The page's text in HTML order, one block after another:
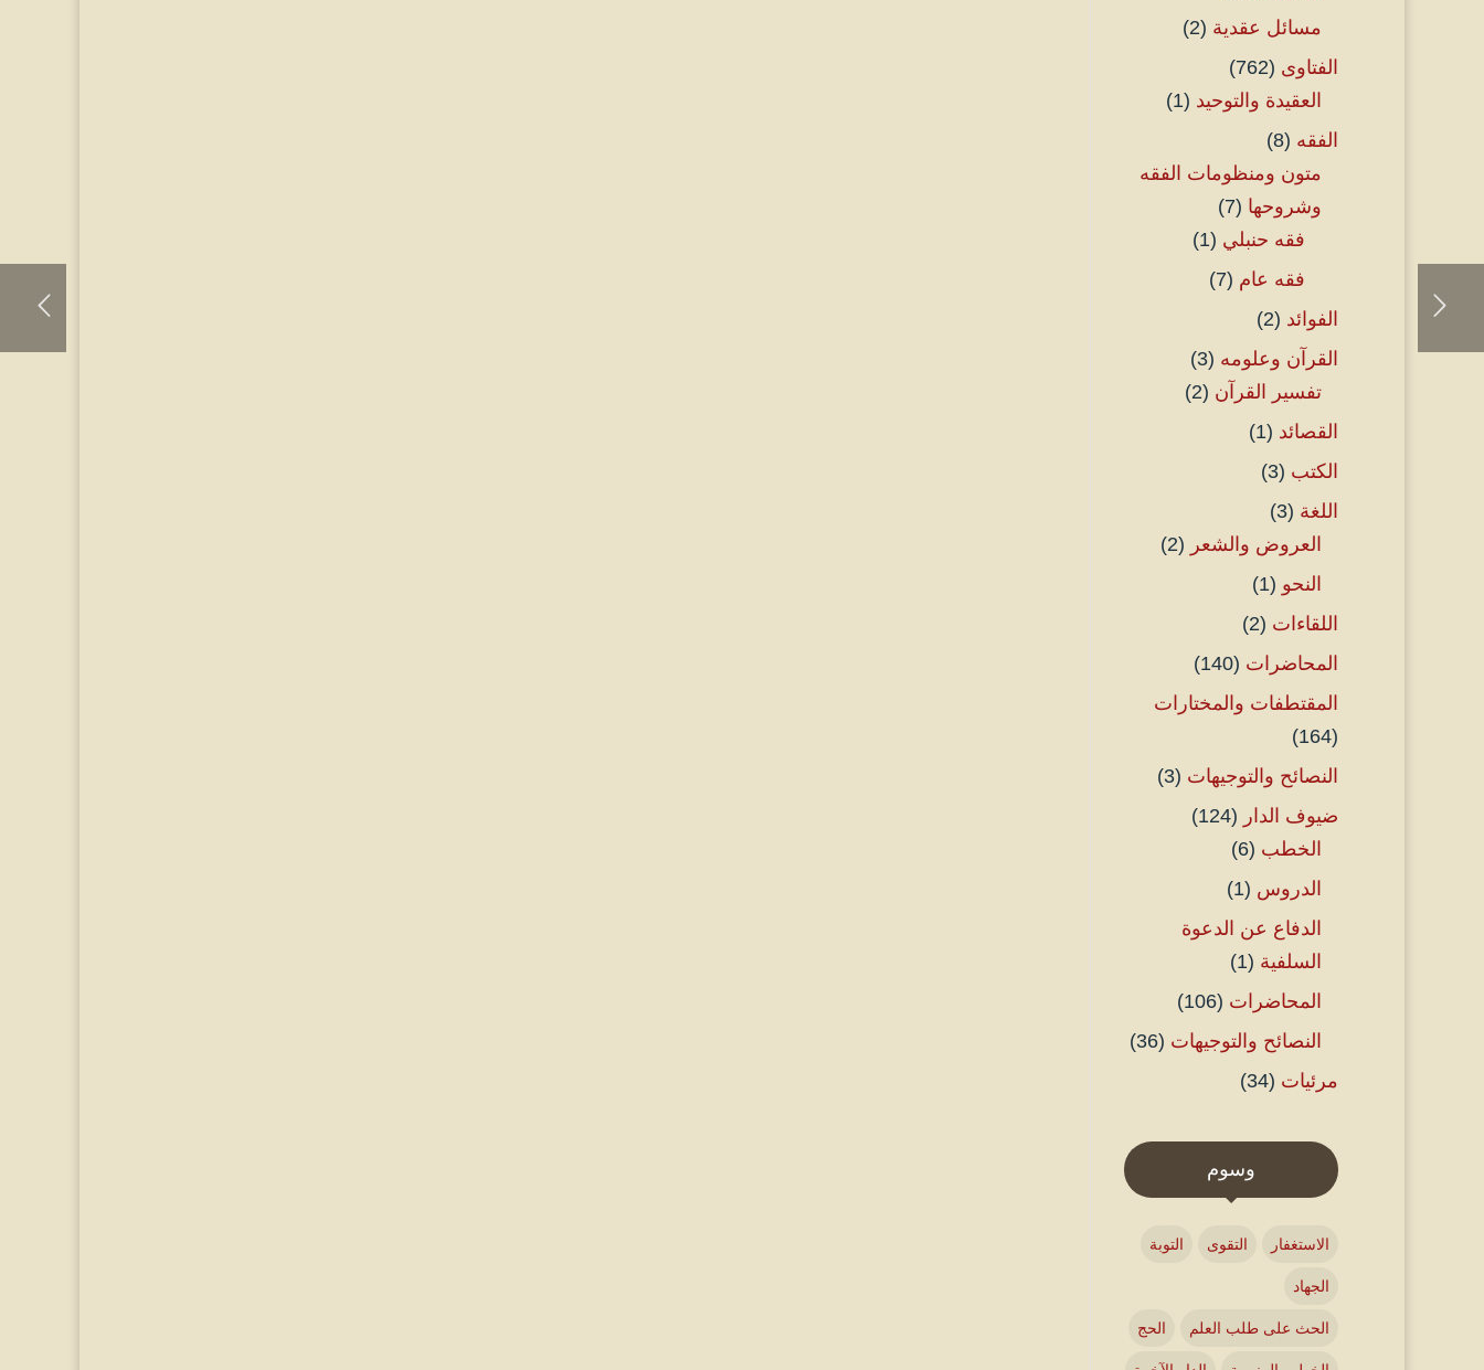
مسائل عقدية (2)
الفتاوى (762)
العقيدة والتوحيد (1)
الفقه (8)
متون ومنظومات الفقه
وشروحها (7)
فقه حنبلي (1)
فقه عام (7)
الفوائد (2)
القرآن وعلومه (3)
تفسير القرآن (2)
القصائد (1)
الكتب (3)
اللغة (3)
العروض والشعر (2)
النحو (1)
اللقاءات (2)
المحاضرات (140)
المقتطفات والمختارات
(164)
النصائح والتوجيهات (3)
ضيوف الدار (124)
الخطب (6)
الدروس (1)
الدفاع عن الدعوة
السلفية (1)
المحاضرات (106)
النصائح والتوجيهات (36)
مرئيات (34)
وسوم
الاستغفار التقوى التوبة
الجهاد
الحث على طلب العلم الحج